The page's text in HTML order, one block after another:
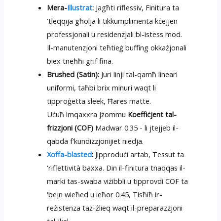
Mera-Illustrat: Jagħti riflessiv, Finitura ta
'tleqqija għolja li tikkumplimenta kċejjen
professjonali u residenzjali bl-istess mod.
Il-manutenzjoni teħtieġ buffing okkażjonali
biex tneħħi grif fina.
Brushed (Satin): Juri linji tal-qamħ lineari
uniformi, taħbi brix minuri waqt li
tipproġetta sleek, Ħares matte.
Uċuħ imqaxxra jżommu Koeffiċjent tal-
frizzjoni (COF) Madwar 0.35 - li jtejjeb il-
qabda f'kundizzjonijiet niedja.
Xoffa-blasted: Jipproduċi artab, Tessut ta
'riflettività baxxa. Din il-finitura tnaqqas il-
marki tas-swaba viżibbli u tipprovdi COF ta
'bejn wieħed u ieħor 0.45, Tisħiħ ir-
reżistenza taż-żlieq waqt il-preparazzjoni